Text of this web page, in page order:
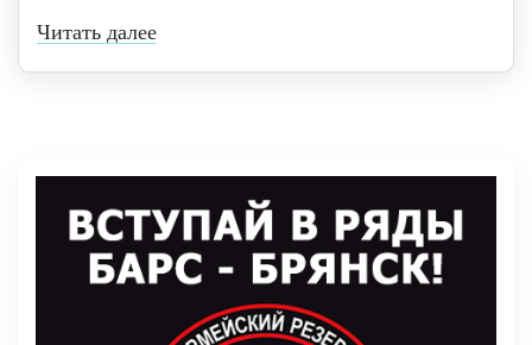
Читать далее